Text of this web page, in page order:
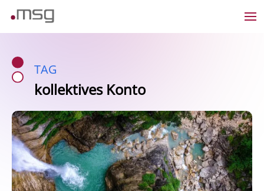
TAG
kollektives Konto